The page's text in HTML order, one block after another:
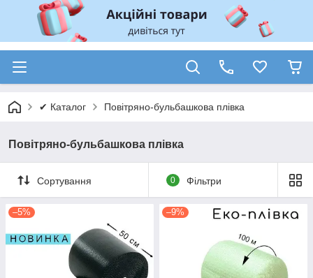
✔ Каталог Повітряно-бульбашкова плівка
Повітряно-бульбашкова плівка
Сортування 0 Фільтри
–5% –9%